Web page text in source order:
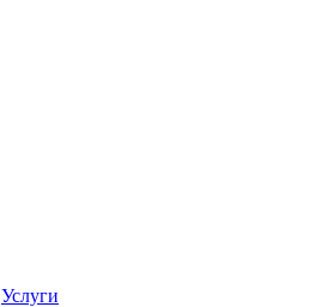
Услуги